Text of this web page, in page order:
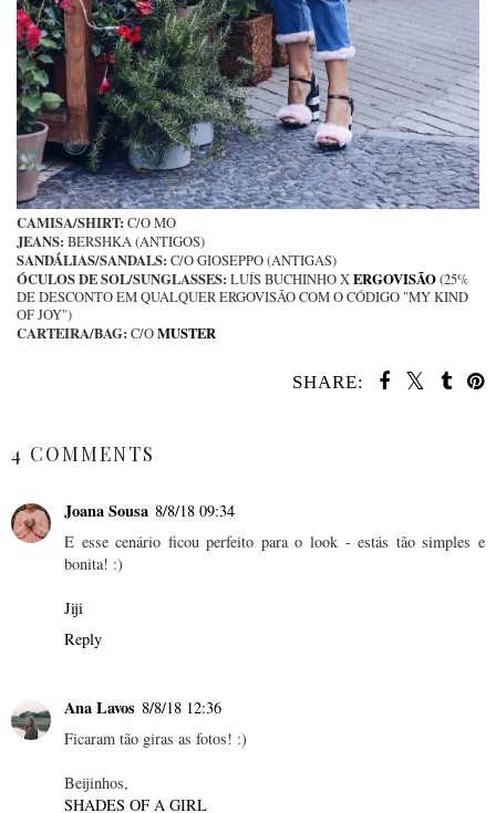
CAMISA/SHIRT: C/O MO
JEANS: BERSHKA (ANTIGOS)
SANDÁLIAS/SANDALS: C/O GIOSEPPO (ANTIGAS)
ÓCULOS DE SOL/SUNGLASSES: LUÍS BUCHINHO XERGOVISÃO(25%
DE DESCONTO EM QUALQUER ERGOVISÃO COM O CÓDIGO "MY KIND
OF JOY")
CARTEIRA/BAG: C/OMUSTER
SHARE:
4 COMMENTS
Joana Sousa 8/8/18 09:34
E esse cenário ficou perfeito para o look - estás tão simples e
bonita! :)
Jiji
Reply
Ana Lavos 8/8/18 12:36
Ficaram tão giras as fotos! :)
Beijinhos,
SHADES OF A GIRL